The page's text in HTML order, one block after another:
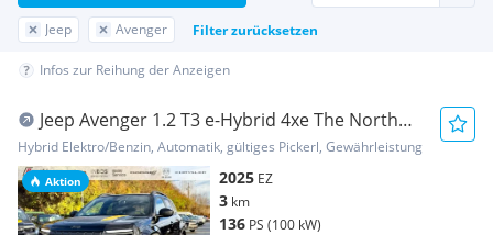
Jeep Avenger Filter zurücksetzen
Infos zur Reihung der Anzeigen
Aktion
Jeep Avenger 1.2 T3 e-Hybrid 4xe The North
Face e-DCT6
Hybrid Elektro/Benzin, Automatik, gültiges Pickerl, Gewährleistung
2025 EZ
3 km
136 PS (100 kW)